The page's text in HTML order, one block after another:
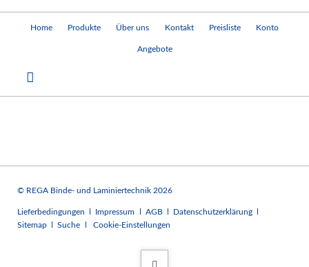
Home Produkte Über uns Kontakt Preisliste Konto
Angebote
© REGA Binde- und Laminiertechnik 2026
Navigation
überspringen
Lieferbedingungen Impressum AGB
Datenschutzerklärung
Sitemap
Suche Cookie-Einstellungen